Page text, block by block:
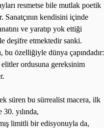
resmetse bile mutlak poetik
Sanatçının kendisini içinde
ve yaratıp yok ettiği
deşifre etmektedir sanki.
bu özelliğiyle dünya çapındadır:
ordusuna gereksinim
süren bu sürrealist macera, ilk
30. yılında,
limitli bir edisyonuyla da,